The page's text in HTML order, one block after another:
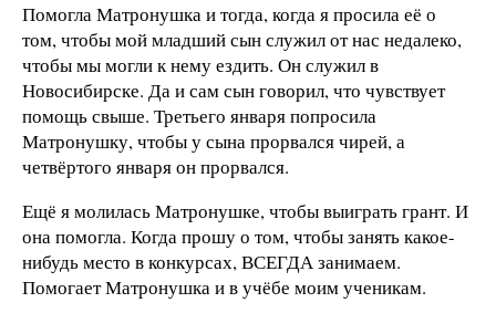
Помогла Матронушка и тогда, когда я просила её о
том, чтобы мой младший сын служил от нас недалеко,
чтобы мы могли к нему ездить. Он служил в
Новосибирске. Да и сам сын говорил, что чувствует
помощь свыше. Третьего января попросила
Матронушку, чтобы у сына прорвался чирей, а
четвёртого января он прорвался.
Ещё я молилась Матронушке, чтобы выиграть грант. И
она помогла. Когда прошу о том, чтобы занять какое-
нибудь место в конкурсах, ВСЕГДА занимаем.
Помогает Матронушка и в учёбе моим ученикам.